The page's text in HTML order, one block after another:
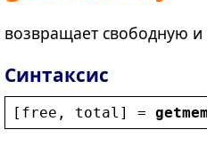
возвращает свободную
Синтаксис
[ free , total ] =